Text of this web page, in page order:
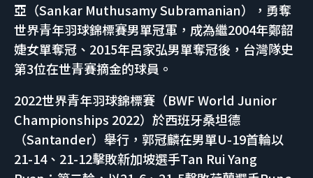
亞（Sankar Muthusamy Subramanian），勇奪
世界青年羽球錦標賽男單冠軍，成為繼2004年鄭韶
婕女單奪冠、2015年呂家弘男單奪冠後，台灣隊史
第3位在世青賽摘金的球員。
2022世界青年羽球錦標賽（BWF World Junior
Championships 2022）於西班牙桑坦德
（Santander）舉行，郭冠麟在男單U-19首輪以
21-14、21-12擊敗新加坡選手Tan Rui Yang